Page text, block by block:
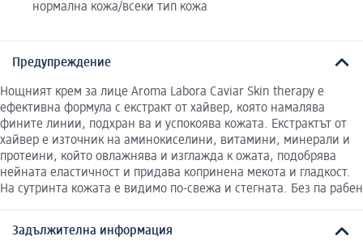
нормална кожа/всеки тип кожа
Предупреждение
Нощният крем за лице Aroma Labora Caviar Skin therapy е
ефективна формула с екстракт от хайвер, която намалява
фините линии, подхран ва и успокоява кожата. Екстрактът от
хайвер е източник на аминокиселини, витамини, минерали и
протеини, който овлажнява и изглажда к ожата, подобрява
нейната еластичност и придава копринена мекота и гладкост.
На сутринта кожата е видимо по-свежа и стегната. Без па рабен
Задължителна информация